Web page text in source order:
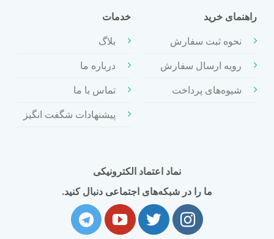
راهنمای خرید
نحوه ثبت سفارش
رویه ارسال سفارش
شیوه‌های پرداخت
خدمات
بلاگ
درباره ما
تماس با ما
پیشنهادات شگفت انگیز
نماد اعتماد الکترونیکی
ما را در شبکه‌های اجتماعی دنبال کنید.